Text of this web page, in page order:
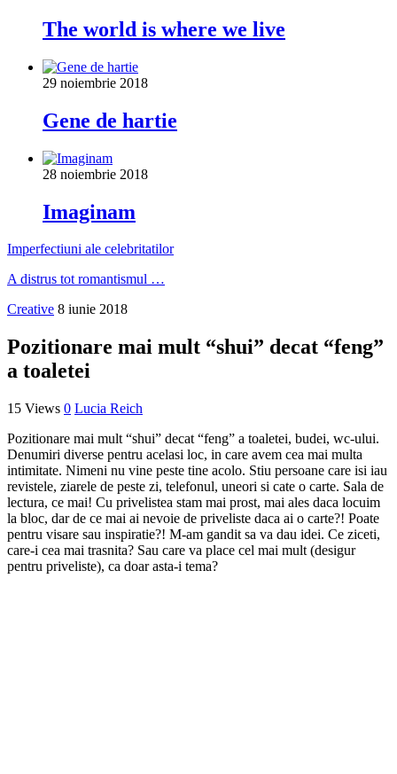
The world is where we live
29 noiembrie 2018
Gene de hartie
28 noiembrie 2018
Imaginam
Imperfectiuni ale celebritatilor
A distrus tot romantismul …
Creative 8 iunie 2018
Pozitionare mai mult “shui” decat “feng”
a toaletei
15 Views 0 Lucia Reich
Pozitionare mai mult “shui” decat “feng” a toaletei, budei, wc-ului.
Denumiri diverse pentru acelasi loc, in care avem cea mai multa
intimitate. Nimeni nu vine peste tine acolo. Stiu persoane care isi iau
revistele, ziarele de peste zi, telefonul, uneori si cate o carte. Sala de
lectura, ce mai! Cu privelistea stam mai prost, mai ales daca locuim
la bloc, dar de ce mai ai nevoie de priveliste daca ai o carte?! Poate
pentru visare sau inspiratie?! M-am gandit sa va dau idei. Ce ziceti,
care-i cea mai trasnita? Sau care va place cel mai mult (desigur
pentru priveliste), ca doar asta-i tema?